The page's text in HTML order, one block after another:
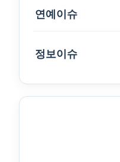
연예이슈
정보이슈